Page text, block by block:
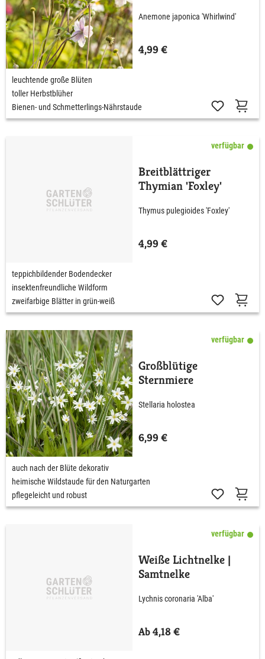
Anemone japonica 'Whirlwind'
4,99 €
leuchtende große Blüten
toller Herbstblüher
Bienen- und Schmetterlings-Nährstaude
verfügbar
Breitblättriger
Thymian 'Foxley'
Thymus pulegioides 'Foxley'
4,99 €
teppichbildender Bodendecker
insektenfreundliche Wildform
zweifarbige Blätter in grün-weiß
verfügbar
Großblütige
Sternmiere
Stellaria holostea
6,99 €
auch nach der Blüte dekorativ
heimische Wildstaude für den Naturgarten
pflegeleicht und robust
verfügbar
Weiße Lichtnelke |
Samtnelke
Lychnis coronaria 'Alba'
Ab 4,18 €